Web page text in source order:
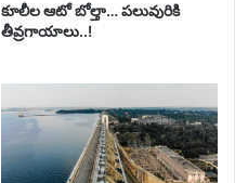
కూలీల ఆటో బోల్తా… పలువురికి
తీవ్రగాయాలు..!